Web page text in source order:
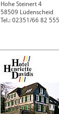
Hohe Steinert 4
58509 Lüdenscheid
Tel.: 02351/66 82 555